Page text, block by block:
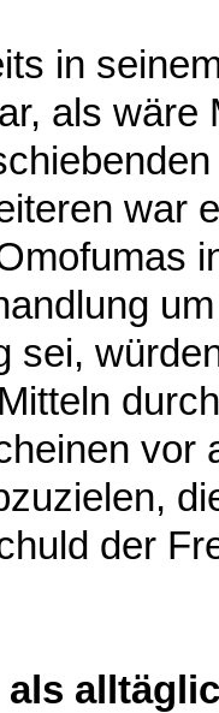
in
als
war
sei,
vor
der